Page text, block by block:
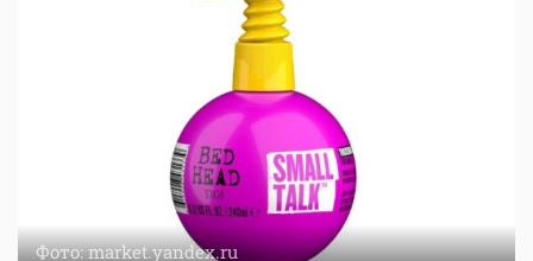
Фото: market.yandex.ru